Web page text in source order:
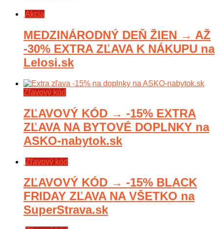
Akcia
MEDZINÁRODNÝ DEŇ ŽIEN → AŽ
-30% EXTRA ZĽAVA K NÁKUPU na
Lelosi.sk
Zľavový kód
ZĽAVOVÝ KÓD → -15% EXTRA
ZĽAVA NA BYTOVÉ DOPLNKY na
ASKO-nabytok.sk
Zľavový kód
ZĽAVOVÝ KÓD → -15% BLACK
FRIDAY ZĽAVA NA VŠETKO na
SuperStrava.sk